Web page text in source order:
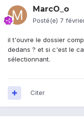
MarcO_o
Posté(e) 7
il t'ouvre le dossier
dedans ? et si c'est le
sélectionnant.
Citer